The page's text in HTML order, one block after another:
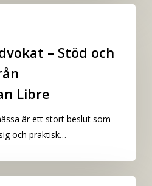
– Stöd och
Libre
är ett stort beslut som
och praktisk…